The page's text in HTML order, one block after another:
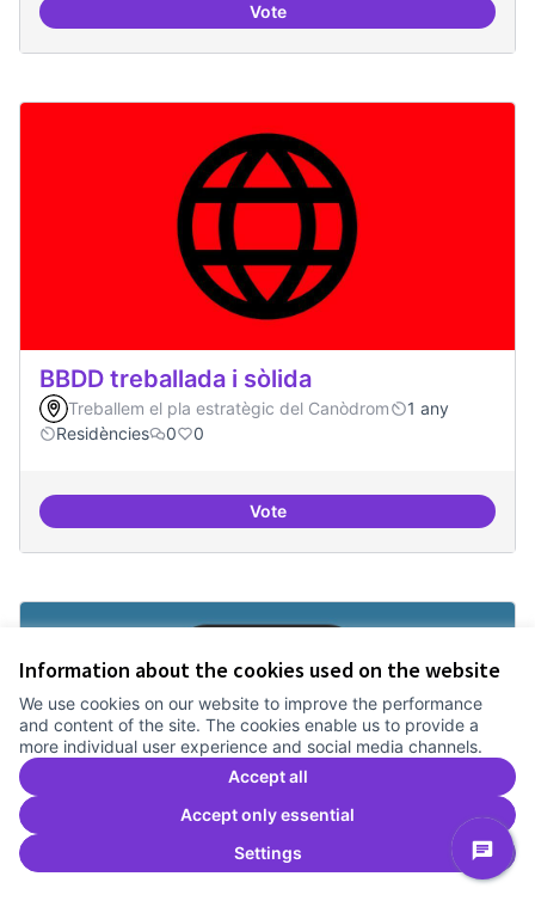
Information about the cookies used on the website
We use cookies on our website to improve the performance
and content of the site. The cookies enable us to provide a
more individual user experience and social media channels.
Accept all
Accept only essential
Settings
VoteRecerca i re-avaluació
BBDD treballada i sòlida
Treballem el pla estratègic del Canòdrom
1 any
Residències
0 0
VoteBBDD treballada i sòlida
ILP Drets Digitals